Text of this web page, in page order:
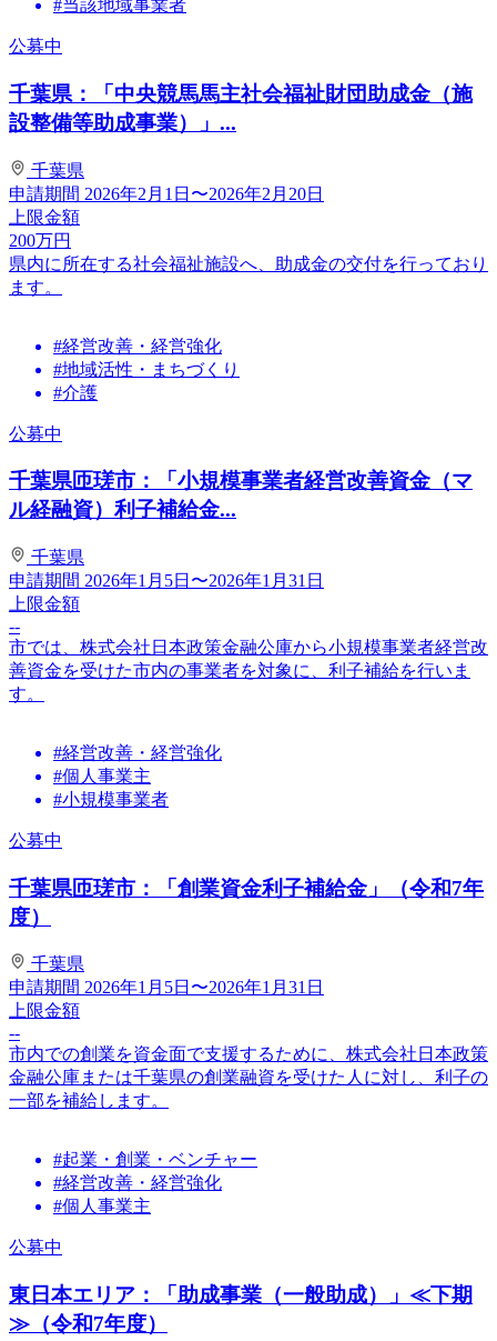
#当該地域事業者
公募中
千葉県：「中央競馬馬主社会福祉財団助成金（施
設整備等助成事業）」...
千葉県
申請期間 2026年2月1日〜2026年2月20日
上限金額
200万円
県内に所在する社会福祉施設へ、助成金の交付を行っており
ます。
#経営改善・経営強化
#地域活性・まちづくり
#介護
公募中
千葉県匝瑳市：「小規模事業者経営改善資金（マ
ル経融資）利子補給金...
千葉県
申請期間 2026年1月5日〜2026年1月31日
上限金額
--
市では、株式会社日本政策金融公庫から小規模事業者経営改
善資金を受けた市内の事業者を対象に、利子補給を行いま
す。
#経営改善・経営強化
#個人事業主
#小規模事業者
公募中
千葉県匝瑳市：「創業資金利子補給金」（令和7年
度）
千葉県
申請期間 2026年1月5日〜2026年1月31日
上限金額
--
市内での創業を資金面で支援するために、株式会社日本政策
金融公庫または千葉県の創業融資を受けた人に対し、利子の
一部を補給します。
#起業・創業・ベンチャー
#経営改善・経営強化
#個人事業主
公募中
東日本エリア：「助成事業（一般助成）」≪下期
≫（令和7年度）